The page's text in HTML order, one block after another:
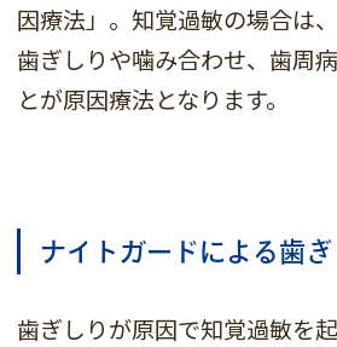
因療法」。知覚過敏の場合は
歯ぎしりや噛み合わせ、歯周
とが原因療法となります。
ナイトガードによる歯
歯ぎしりが原因で知覚過敏を